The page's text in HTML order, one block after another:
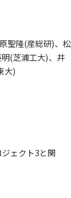
聖隆(産総研)、松
(芝浦工大)、井
大)
ェクト3と関